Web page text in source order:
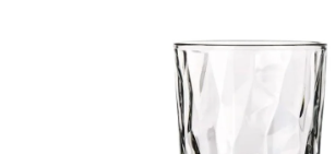
hviezdičiek.